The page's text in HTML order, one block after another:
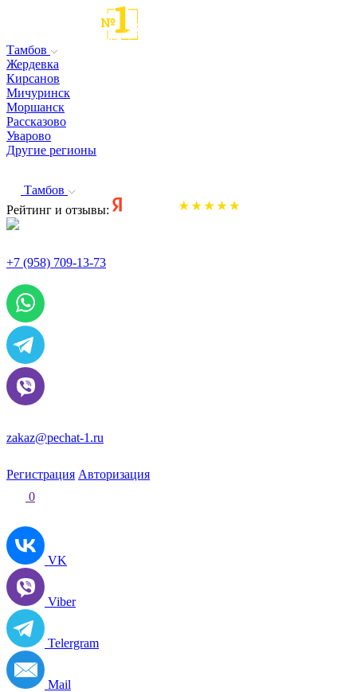
Тамбов
Жердевка
Кирсанов
Мичуринск
Моршанск
Рассказово
Уварово
Другие регионы
Тамбов
Рейтинг и отзывы:
+7 (958) 709-13-73
zakaz@pechat-1.ru
Регистрация Авторизация
0
VK
Viber
Telergram
Mail